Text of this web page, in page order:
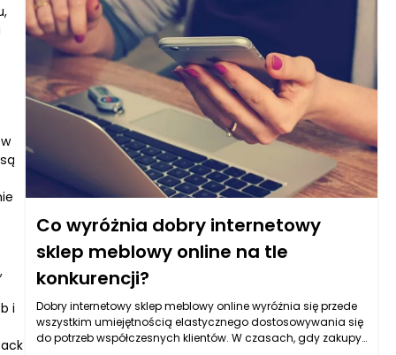
i
internetowa oraz zaprezentowane w niej produkty.
Profesjonalny internetowy sklep meblowy online
charakteryzuje się estetycznym, intuicyjnym designem oraz
dobrze zorganizowaną strukturą nawigacyjną. Dbanie o
szczegóły w prezentacji mebli, takie jak wysokiej jakości
zdjęcia, dokładne opisy oraz możliwość powiększenia zdjęć,
świadczy o trosce właścicieli sklepu o swoich klientów.
Co wyróżnia dobry internetowy
sklep meblowy online na tle
konkurencji?
Dobry internetowy sklep meblowy online wyróżnia się przede
wszystkim umiejętnością elastycznego dostosowywania się
do potrzeb współczesnych klientów. W czasach, gdy zakupy